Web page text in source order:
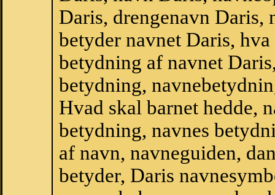
Daris, drengenavn Daris,
betyder navnet Daris,
betydning af navnet
betydning,
Hvad skal barnet hedde,
betydning, navnes
af navn, navneguiden,
betyder, Daris